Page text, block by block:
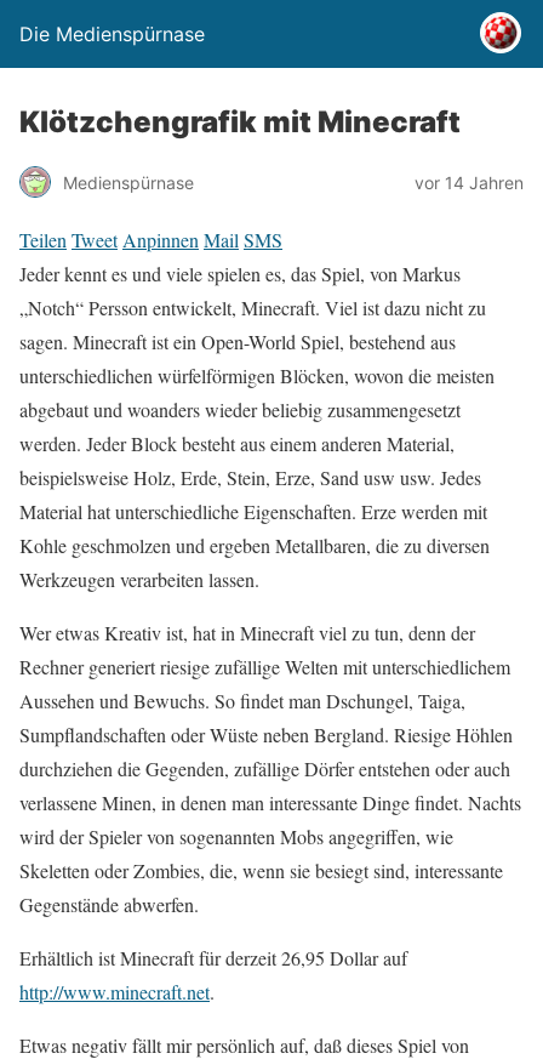
Die Medienspürnase
Klötzchengrafik mit Minecraft
Medienspürnase vor 14 Jahren
Teilen Tweet Anpinnen Mail SMS
Jeder kennt es und viele spielen es, das Spiel, von Markus
„Notch“ Persson entwickelt, Minecraft. Viel ist dazu nicht zu
sagen. Minecraft ist ein Open-World Spiel, bestehend aus
unterschiedlichen würfelförmigen Blöcken, wovon die meisten
abgebaut und woanders wieder beliebig zusammengesetzt
werden. Jeder Block besteht aus einem anderen Material,
beispielsweise Holz, Erde, Stein, Erze, Sand usw usw. Jedes
Material hat unterschiedliche Eigenschaften. Erze werden mit
Kohle geschmolzen und ergeben Metallbaren, die zu diversen
Werkzeugen verarbeiten lassen.
Wer etwas Kreativ ist, hat in Minecraft viel zu tun, denn der
Rechner generiert riesige zufällige Welten mit unterschiedlichem
Aussehen und Bewuchs. So findet man Dschungel, Taiga,
Sumpflandschaften oder Wüste neben Bergland. Riesige Höhlen
durchziehen die Gegenden, zufällige Dörfer entstehen oder auch
verlassene Minen, in denen man interessante Dinge findet. Nachts
wird der Spieler von sogenannten Mobs angegriffen, wie
Skeletten oder Zombies, die, wenn sie besiegt sind, interessante
Gegenstände abwerfen.
Erhältlich ist Minecraft für derzeit 26,95 Dollar auf
http://www.minecraft.net.
Etwas negativ fällt mir persönlich auf, daß dieses Spiel von